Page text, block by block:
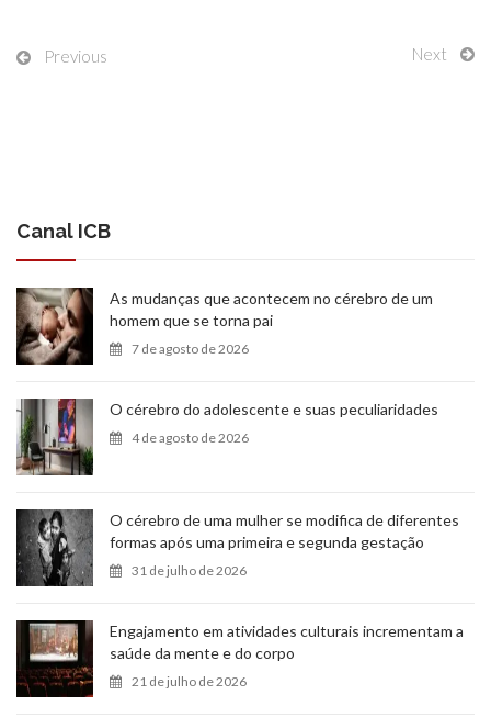
Previous Next
Canal ICB
As mudanças que acontecem no cérebro de um
homem que se torna pai
7 de agosto de 2026
O cérebro do adolescente e suas peculiaridades
4 de agosto de 2026
O cérebro de uma mulher se modifica de diferentes
formas após uma primeira e segunda gestação
31 de julho de 2026
Engajamento em atividades culturais incrementam a
saúde da mente e do corpo
21 de julho de 2026